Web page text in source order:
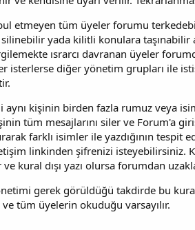
etmeyen tüm üyeler forumu
yada kilitli konulara taşınabilir
ısrarcı davranan üyeler
isterlerse diğer yönetim grupları ile
aynı kişinin birden fazla rumuz veya
tüm mesajlarını siler ve Forum'a
farklı isimler ile yazdığının
linkinden şifrenizi isteyebilirsiniz.
ve kural dışı yazı olursa forumdan
gerek görüldüğü takdirde bu
tüm üyelerin okuduğu varsayılır.